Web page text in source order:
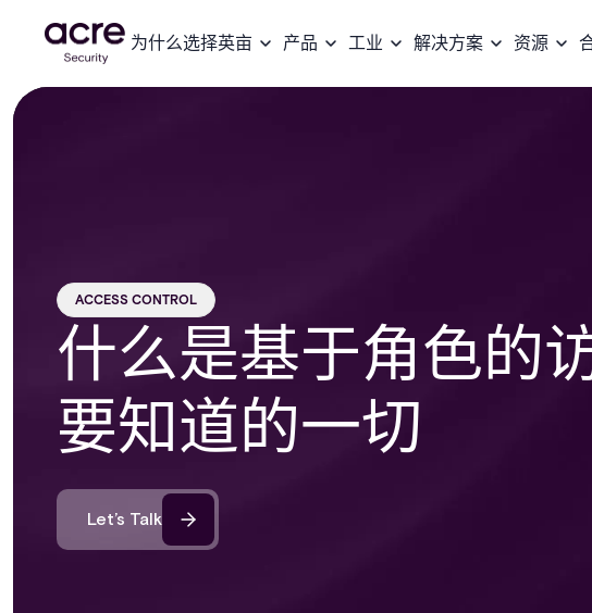
为什么选择英亩 产品 工业 解决方案 资源
ACCESS CONTROL
什么是基于角色的
要知道的一切
Let’s Talk